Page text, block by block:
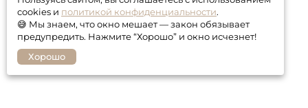
cookies и политикой конфиденциальности.
😅 Мы знаем, что окно мешает — закон обязывает
предупредить. Нажмите “Хорошо” и окно исчезнет!
Хорошо